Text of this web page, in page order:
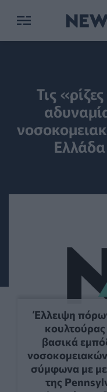
Τις
Ελλάδα
Έλλειψη
κουλτούρας
βασικά
σύμφωνα με
της